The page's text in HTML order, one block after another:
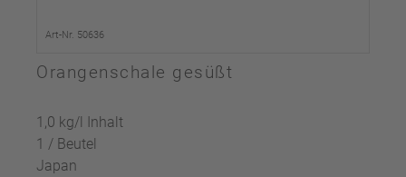
Art-Nr. 50636
Orangenschale gesüßt
1,0 kg/l Inhalt
1 / Beutel
Japan